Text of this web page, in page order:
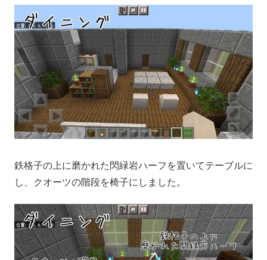
鉄格子の上に磨かれた閃緑岩ハーフを置いてテーブルに
し、クオーツの階段を椅子にしました。